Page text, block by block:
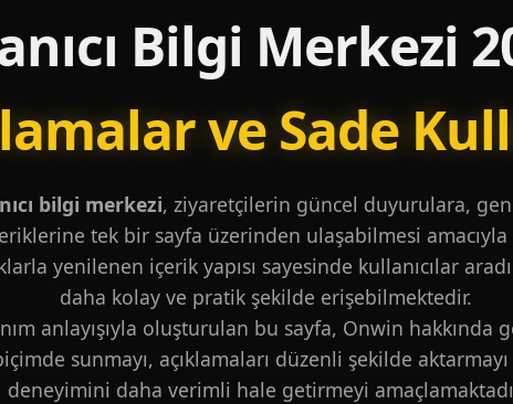
Bilgi Merkezi
ve Sade
bilgi merkezi, ziyaretçilerin güncel duyurulara,
tek bir sayfa üzerinden ulaşabilmesi amacıyla
yenilenen içerik yapısı sayesinde kullanıcılar
daha kolay ve pratik şekilde erişebilmektedir.
anlayışıyla oluşturulan bu sayfa, Onwin hakkında
sunmayı, açıklamaları düzenli şekilde aktarmayı
deneyimini daha verimli hale getirmeyi